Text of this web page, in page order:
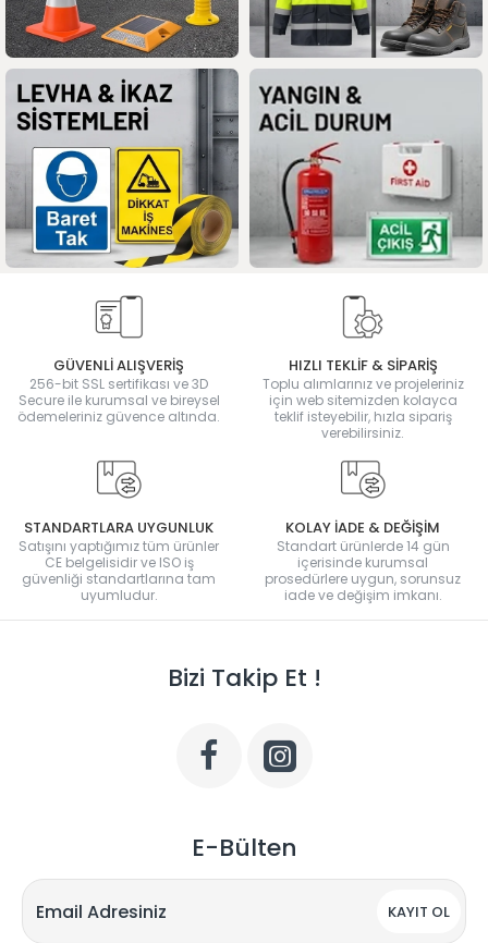
GÜVENLİ ALIŞVERİŞ
256-bit SSL sertifikası ve 3D
Secure ile kurumsal ve bireysel
ödemeleriniz güvence altında.
HIZLI TEKLİF & SİPARİŞ
Toplu alımlarınız ve projeleriniz
için web sitemizden kolayca
teklif isteyebilir, hızla sipariş
verebilirsiniz.
STANDARTLARA UYGUNLUK
Satışını yaptığımız tüm ürünler
CE belgelisidir ve ISO iş
güvenliği standartlarına tam
uyumludur.
KOLAY İADE & DEĞİŞİM
Standart ürünlerde 14 gün
içerisinde kurumsal
prosedürlere uygun, sorunsuz
iade ve değişim imkanı.
Bizi Takip Et !
E-Bülten
KAYIT OL